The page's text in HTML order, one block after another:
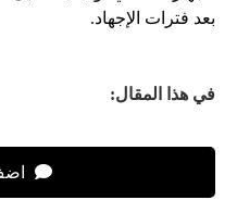
بعد فترات الإجهاد.
في هذا المقال: